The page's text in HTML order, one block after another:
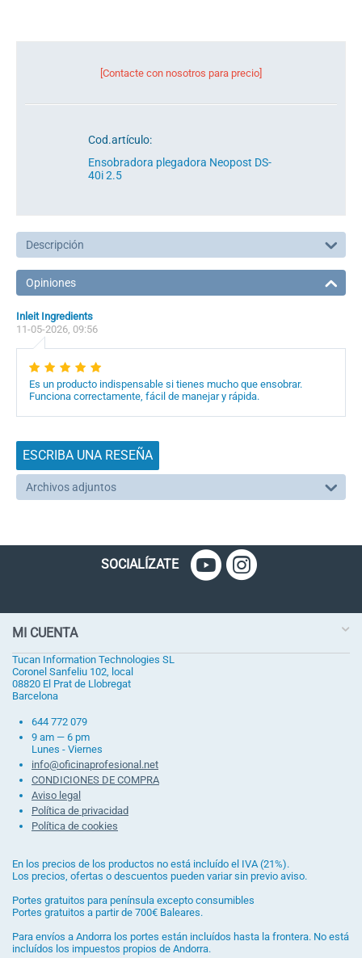
[Contacte con nosotros para precio]
Cod.artículo:
Ensobradora plegadora Neopost DS-
40i 2.5
Descripción
Opiniones
Inleit Ingredients
11-05-2026, 09:56
Es un producto indispensable si tienes mucho que ensobrar.
Funciona correctamente, fácil de manejar y rápida.
ESCRIBA UNA RESEÑA
Archivos adjuntos
SOCIALÍZATE
MI CUENTA
Tucan Information Technologies SL
Coronel Sanfeliu 102, local
08820 El Prat de Llobregat
Barcelona
644 772 079
9 am — 6 pm
Lunes - Viernes
info@oficinaprofesional.net
CONDICIONES DE COMPRA
Aviso legal
Política de privacidad
Política de cookies
En los precios de los productos no está incluído el IVA (21%).
Los precios, ofertas o descuentos pueden variar sin previo aviso.
Portes gratuitos para península excepto consumibles
Portes gratuitos a partir de 700€ Baleares.
Para envíos a Andorra los portes están incluídos hasta la frontera. No está
incluídos los impuestos propios de Andorra.